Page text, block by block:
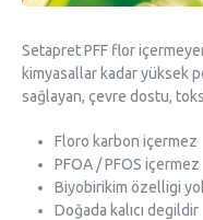
Setapret PFF flor
kimyasallar kadar yüksek
sağlayan, çevre dostu,
Floro karbon içermez
PFOA / PFOS içermez
Biyobirikim özelligi
Doğada kalıcı degildir